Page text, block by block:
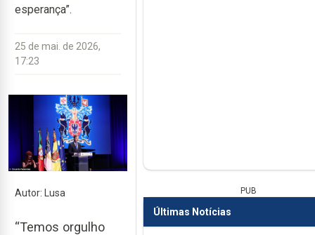
esperança”.
25 de mai. de 2026,
17:23
Autor: Lusa
“Temos orgulho
PUB
Últimas Notícias